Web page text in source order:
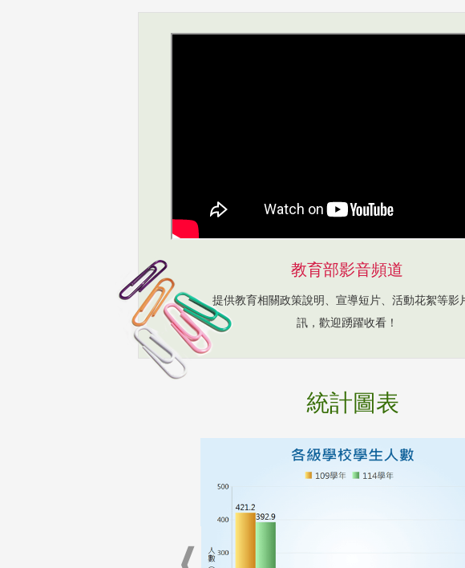
教育部影音頻道
提供教育相關政策說明、宣導短片、活動花絮等影
訊，歡迎踴躍收看！
統計圖表